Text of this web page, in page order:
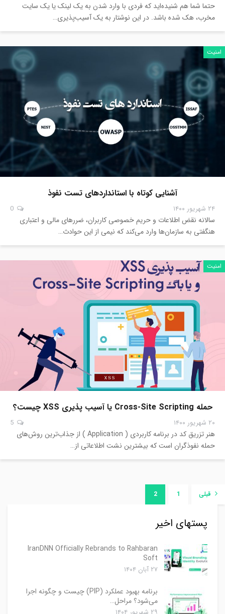
حتما شما هم شنیده‌اید که فردی با وارد شدن به یک لینک یا یک سایت
مخرب، هک شده باشد. در این نوشتار به یک آسیب‌پذیری…
امنیت
آشنایی کوتاه با استانداردهای تست نفوذ
۲۴ شهریور ۱۴۰۰
سالانه نقض اطلاعات و حریم خصوصی کاربران، ضررهای مالی و اعتباری
هنگفتی به سازمان‌ها وارد می‌کند که نیمی از این حوادث…
امنیت
حمله Cross-Site Scripting یا آسیب پذیری XSS چیست؟
۲۰ شهریور ۱۴۰۰
هنر تزریق کد در برنامه کاربردی ( Application ) از جذاب‌ترین روش‌های
حمله نفوذگران است که بیشترین نشت‌ اطلاعاتی از…
قبلی 1
2
پستهای اخیر
IranDNN Officially Rebrands to Rahbaran
Soft
۲۷ آبان ۱۴۰۴
برنامه بهبود عملکرد (PIP) چیست و چگونه اجرا
می‌شود؟ مراحل…